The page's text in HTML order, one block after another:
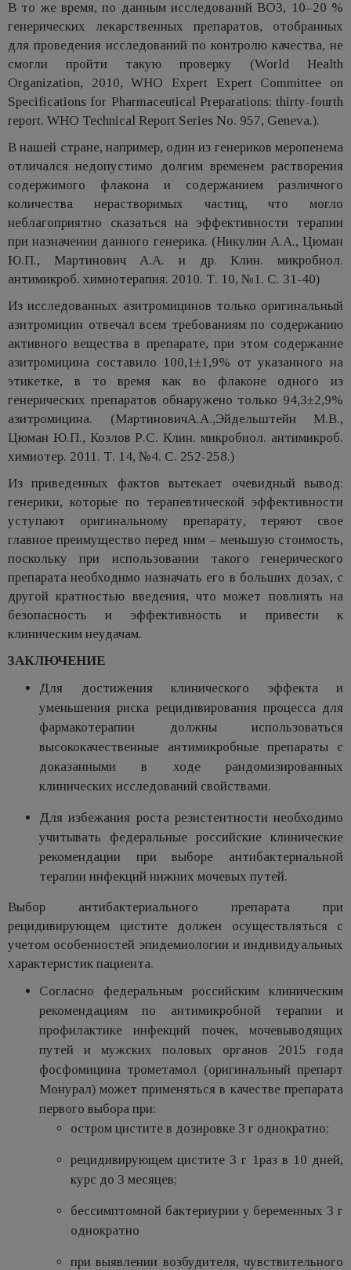
В то же время, по данным исследований ВОЗ, 10–20 %
генерических лекарственных препаратов, отобранных
для проведения исследований по контролю качества, не
смогли пройти такую проверку (World Health
Organization, 2010, WHO Expert Expert Committee on
Specifications for Pharmaceutical Preparations: thirty-fourth
report. WHO Technical Report Series No. 957, Geneva.).
В нашей стране, например, один из генериков меропенема
отличался недопустимо долгим временем растворения
содержимого флакона и содержанием различного
количества нерастворимых частиц, что могло
неблагоприятно сказаться на эффективности терапии
при назначении данного генерика. (Никулин А.А., Цюман
Ю.П., Мартинович А.А. и др. Клин. микробиол.
антимикроб. химиотерапия. 2010. Т. 10, №1. С. 31-40)
Из исследованных азитромицинов только оригинальный
азитромицин отвечал всем требованиям по содержанию
активного вещества в препарате, при этом содержание
азитромицина составило 100,1±1,9% от указанного на
этикетке, в то время как во флаконе одного из
генерических препаратов обнаружено только 94,3±2,9%
азитромицина. (МартиновичА.А.,Эйдельштейн М.В.,
Цюман Ю.П., Козлов Р.С. Клин. микробиол. антимикроб.
химиотер. 2011. Т. 14, №4. С. 252-258.)
Из приведенных фактов вытекает очевидный вывод:
генерики, которые по терапевтической эффективности
уступают оригинальному препарату, теряют свое
главное преимущество перед ним – меньшую стоимость,
поскольку при использовании такого генерического
препарата необходимо назначать его в больших дозах, с
другой кратностью введения, что может повлиять на
безопасность и эффективность и привести к
клиническим неудачам.
ЗАКЛЮЧЕНИЕ
Для достижения клинического эффекта и
уменьшения риска рецидивирования процесса для
фармакотерапии должны использоваться
высококачественные антимикробные препараты с
доказанными в ходе рандомизированных
клинических исследований свойствами.
Для избежания роста резистентности необходимо
учитывать федеральные российские клинические
рекомендации при выборе антибактериальной
терапии инфекций нижних мочевых путей.
Выбор антибактериального препарата при
рецидивирующем цистите должен осуществляться с
учетом особенностей эпидемиологии и индивидуальных
характеристик пациента.
Согласно федеральным российским клиническим
рекомендациям по антимикробной терапии и
профилактике инфекций почек, мочевыводящих
путей и мужских половых органов 2015 года
фосфомицина трометамол (оригинальный препарт
Монурал) может применяться в качестве препарата
первого выбора при:
остром цистите в дозировке 3 г однократно;
рецидивирующем цистите 3 г 1раз в 10 дней,
курс до 3 месяцев;
бессимптомной бактериурии у беременных 3 г
однократно
при выявлении возбудителя, чувствительного